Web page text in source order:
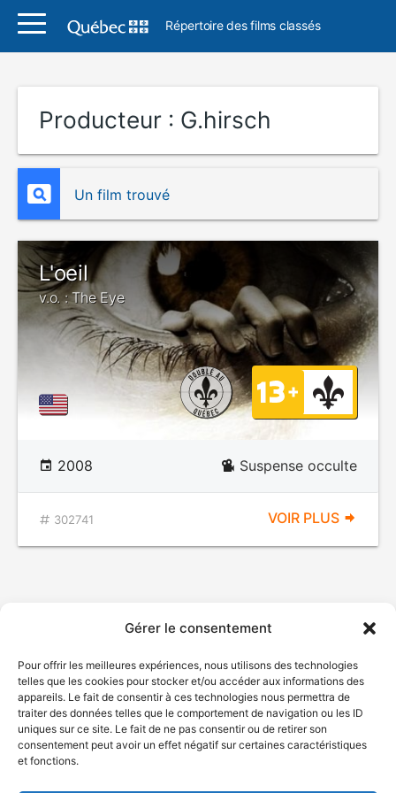
Gérer le consentement
Pour offrir les meilleures expériences, nous utilisons des technologies
telles que les cookies pour stocker et/ou accéder aux informations des
appareils. Le fait de consentir à ces technologies nous permettra de
traiter des données telles que le comportement de navigation ou les ID
uniques sur ce site. Le fait de ne pas consentir ou de retirer son
consentement peut avoir un effet négatif sur certaines caractéristiques
et fonctions.
Répertoire des films classés
Producteur : G.hirsch
Un film trouvé
L'oeil
v.o. : The Eye
2008 Suspense occulte
302741 VOIR PLUS